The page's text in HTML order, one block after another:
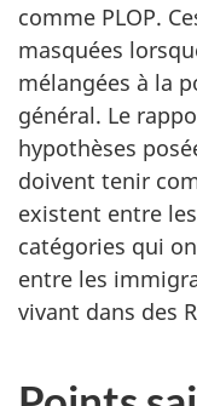
comme PLOP.
masquées
mélangées à la
général. Le
hypothèses
doivent tenir
existent entre
catégories qui
entre les
vivant dans des